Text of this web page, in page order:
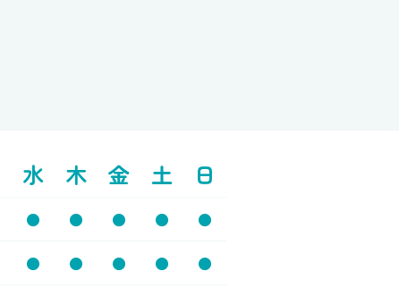
水 木 金 土 日
● ● ● ● ●
● ● ● ● ●